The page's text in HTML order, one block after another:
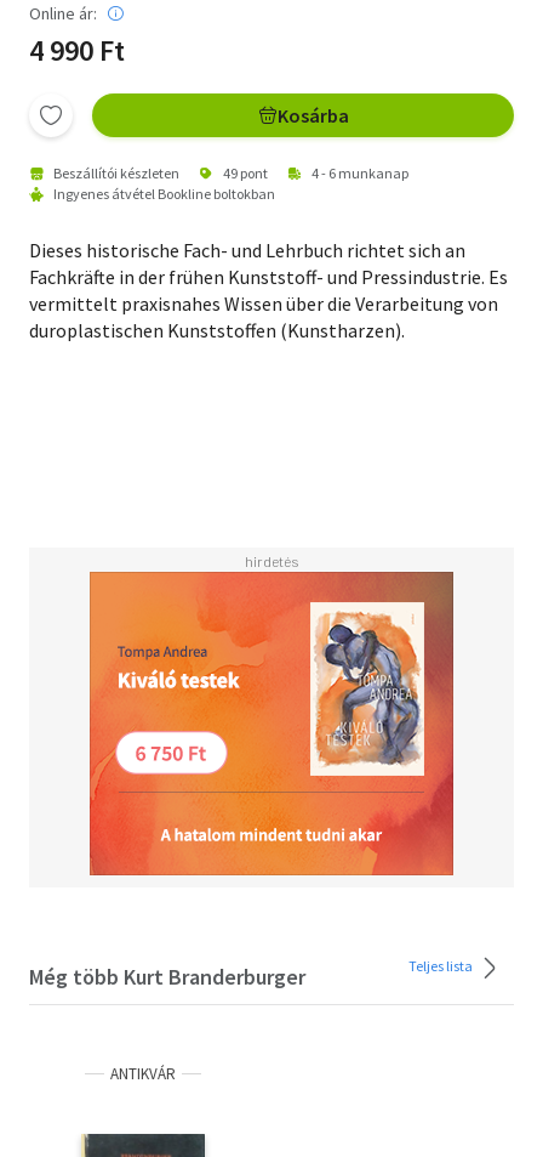
Online ár:
4 990 Ft
Kosárba
Beszállítói készleten 49 pont
4 - 6 munkanap
Ingyenes átvétel Bookline boltokban
Dieses historische Fach- und Lehrbuch richtet sich an
Fachkräfte in der frühen Kunststoff- und Pressindustrie. Es
vermittelt praxisnahes Wissen über die Verarbeitung von
duroplastischen Kunststoffen (Kunstharzen).
Még több Kurt Branderburger Teljes lista
ANTIKVÁR